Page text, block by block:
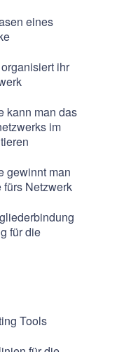
eines
ihr
kann man das
im
gewinnt man
fürs Netzwerk
für die
Tools